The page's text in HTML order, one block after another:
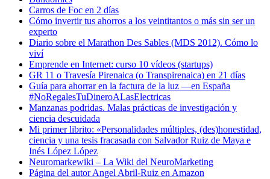
Carros de Foc en 2 días
Cómo invertir tus ahorros a los veintitantos o más sin ser un
experto
Diario sobre el Marathon Des Sables (MDS 2012). Cómo lo
viví
Emprende en Internet: curso 10 vídeos (startups)
GR 11 o Travesía Pirenaica (o Transpirenaica) en 21 días
Guía para ahorrar en la factura de la luz —en España
#NoRegalesTuDineroALasElectricas
Manzanas podridas. Malas prácticas de investigación y
ciencia descuidada
Mi primer librito: «Personalidades múltiples, (des)honestidad,
ciencia y una tesis fracasada con Salvador Ruiz de Maya e
Inés López López
Neuromarkewiki – La Wiki del NeuroMarketing
Página del autor Angel Abril-Ruiz en Amazon